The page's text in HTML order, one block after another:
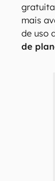
mais
de uso
de